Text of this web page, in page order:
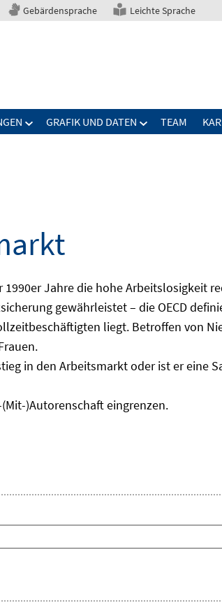
Gebärdensprache Leichte Sprache
GRAFIK UND DATEN TEAM
Jahre die hohe Arbeitslosigkeit
gewährleistet – die OECD
liegt. Betroffen von
in den Arbeitsmarkt oder ist er eine
)Autorenschaft eingrenzen.